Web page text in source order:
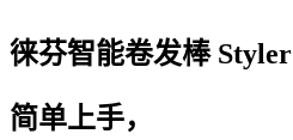
徕芬智能卷发棒 Styler
简单上手，